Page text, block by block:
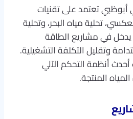
أبوظبي تعتمد على تقنيات
تحلية مياه البحر، وتحلية
يدخل في مشاريع الطاقة
وتقليل التكلفة التشغيلية.
أنظمة التحكم الآلي
المنتجة.